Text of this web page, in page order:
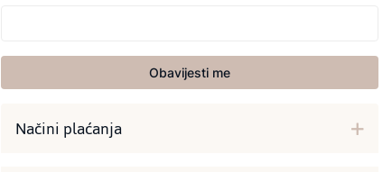
Obavijesti me
Načini plaćanja